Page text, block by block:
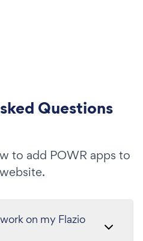
Questions
to add POWR apps to
on my Flazio